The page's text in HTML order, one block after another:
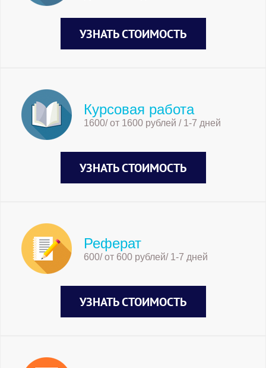
УЗНАТЬ СТОИМОСТЬ
Курсовая работа
1600/ от 1600 рублей / 1-7 дней
УЗНАТЬ СТОИМОСТЬ
Реферат
600/ от 600 рублей/ 1-7 дней
УЗНАТЬ СТОИМОСТЬ